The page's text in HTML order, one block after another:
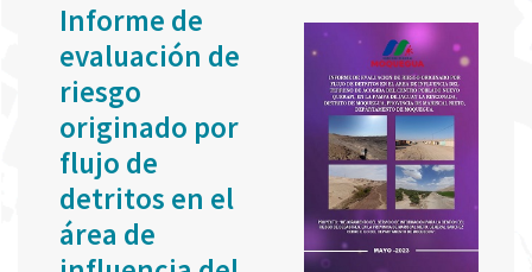
Informe de
evaluación de
riesgo
originado por
flujo de
detritos en el
área de